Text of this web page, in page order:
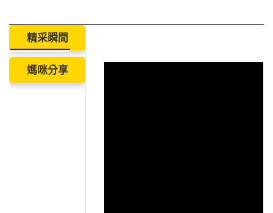
精采瞬間
媽咪分享